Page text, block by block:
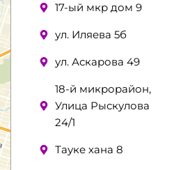
17-ый мкр дом 9
ул. Иляева 5б
ул. Аскарова 49
18-й микрорайон,
Улица Рыскулова
24/1
Тауке хана 8